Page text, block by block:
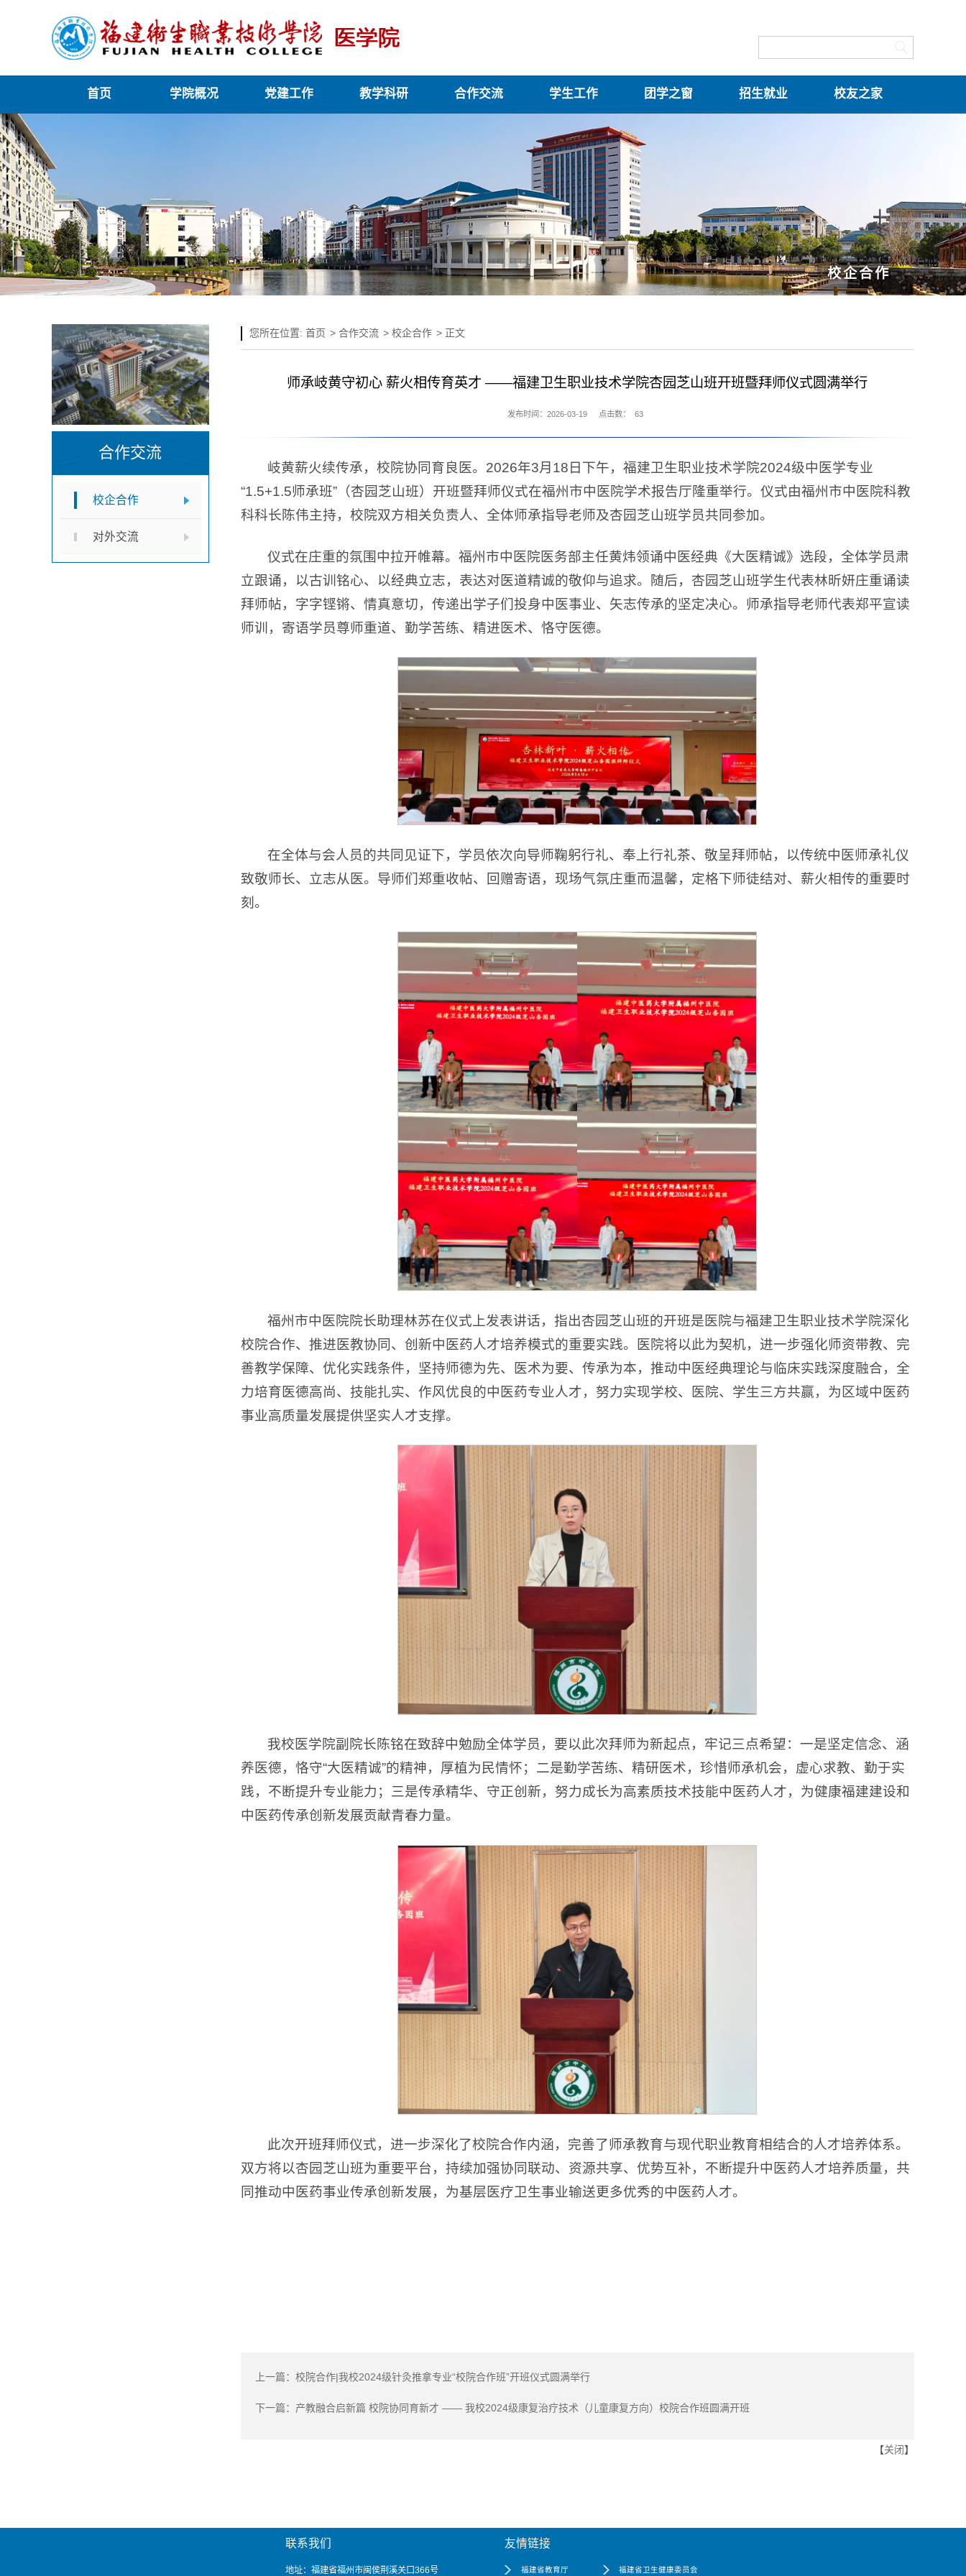
首页 学院概况 党建工作 教学科研 合作交流 学生工作 团学之窗 招生就业 校友之家
校企合作
合作交流
校企合作
对外交流
您所在位置: 首页 > 合作交流 > 校企合作 > 正文
师承岐黄守初心 薪火相传育英才 ——福建卫生职业技术学院杏园芝山班开班暨拜师仪式圆满举行
发布时间：2026-03-19 点击数： 63
岐黄薪火续传承，校院协同育良医。2026年3月18日下午，福建卫生职业技术学院2024级中医学专业
“1.5+1.5师承班”（杏园芝山班）开班暨拜师仪式在福州市中医院学术报告厅隆重举行。仪式由福州市中医院科教
科科长陈伟主持，校院双方相关负责人、全体师承指导老师及杏园芝山班学员共同参加。
仪式在庄重的氛围中拉开帷幕。福州市中医院医务部主任黄炜领诵中医经典《大医精诚》选段，全体学员肃
立跟诵，以古训铭心、以经典立志，表达对医道精诚的敬仰与追求。随后，杏园芝山班学生代表林昕妍庄重诵读
拜师帖，字字铿锵、情真意切，传递出学子们投身中医事业、矢志传承的坚定决心。师承指导老师代表郑平宣读
师训，寄语学员尊师重道、勤学苦练、精进医术、恪守医德。
在全体与会人员的共同见证下，学员依次向导师鞠躬行礼、奉上行礼茶、敬呈拜师帖，以传统中医师承礼仪
致敬师长、立志从医。导师们郑重收帖、回赠寄语，现场气氛庄重而温馨，定格下师徒结对、薪火相传的重要时
刻。
福州市中医院院长助理林苏在仪式上发表讲话，指出杏园芝山班的开班是医院与福建卫生职业技术学院深化
校院合作、推进医教协同、创新中医药人才培养模式的重要实践。医院将以此为契机，进一步强化师资带教、完
善教学保障、优化实践条件，坚持师德为先、医术为要、传承为本，推动中医经典理论与临床实践深度融合，全
力培育医德高尚、技能扎实、作风优良的中医药专业人才，努力实现学校、医院、学生三方共赢，为区域中医药
事业高质量发展提供坚实人才支撑。
我校医学院副院长陈铭在致辞中勉励全体学员，要以此次拜师为新起点，牢记三点希望：一是坚定信念、涵
养医德，恪守“大医精诚”的精神，厚植为民情怀；二是勤学苦练、精研医术，珍惜师承机会，虚心求教、勤于实
践，不断提升专业能力；三是传承精华、守正创新，努力成长为高素质技术技能中医药人才，为健康福建建设和
中医药传承创新发展贡献青春力量。
此次开班拜师仪式，进一步深化了校院合作内涵，完善了师承教育与现代职业教育相结合的人才培养体系。
双方将以杏园芝山班为重要平台，持续加强协同联动、资源共享、优势互补，不断提升中医药人才培养质量，共
同推动中医药事业传承创新发展，为基层医疗卫生事业输送更多优秀的中医药人才。
上一篇： 校院合作|我校2024级针灸推拿专业“校院合作班”开班仪式圆满举行
下一篇： 产教融合启新篇 校院协同育新才 —— 我校2024级康复治疗技术（儿童康复方向）校院合作班圆满开班
【关闭】
联系我们
地址：福建省福州市闽侯荆溪关口366号
友情链接
福建省教育厅 福建省卫生健康委员会